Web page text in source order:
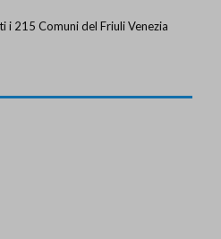
i 215 Comuni del Friuli Venezia